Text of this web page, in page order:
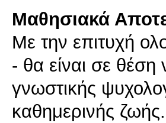
Μαθησιακά
Με την επιτυχή
- θα είναι σε
γνωστικής
καθημερινής ζωής.